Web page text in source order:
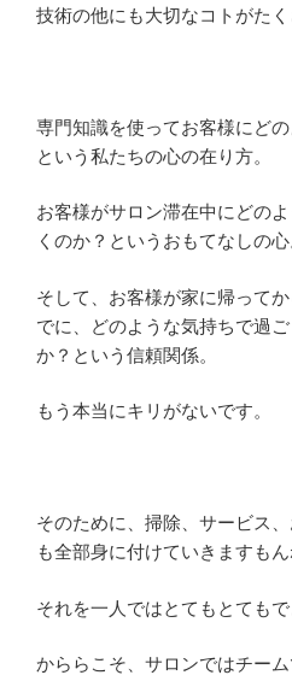
技術の他にも大切なコトがたく
専門知識を使ってお客様にど
という私たちの心の在り方。
お客様がサロン滞在中にどの
くのか？というおもてなしの心
そして、お客様が家に帰って
でに、どのような気持ちで過
か？という信頼関係。
もう本当にキリがないです。
そのために、掃除、サービス
も全部身に付けていきますもん
それを一人ではとてもとてもで
かららこそ、サロンではチー